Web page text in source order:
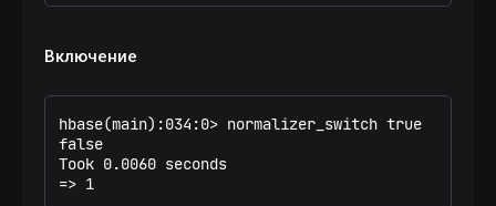
Включение
hbase(main):034:0> normalizer_switch true
false
Took 0.0060 seconds
=> 1